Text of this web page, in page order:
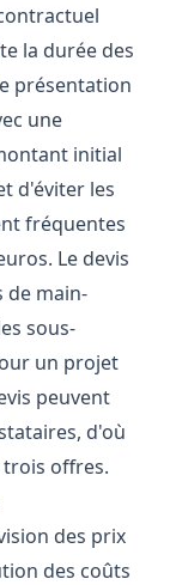
la durée des
présentation
une
initial
d'éviter les
fréquentes
Le devis
de main-
sous-
un projet
peuvent
d'où
offres.
des prix
des coûts